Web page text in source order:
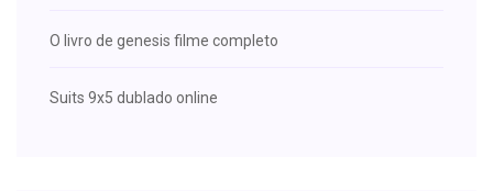
O livro de genesis filme completo
Suits 9x5 dublado online